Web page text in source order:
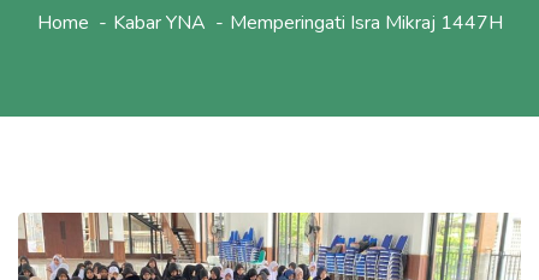
Home Kabar YNA Memperingati Isra Mikraj 1447H